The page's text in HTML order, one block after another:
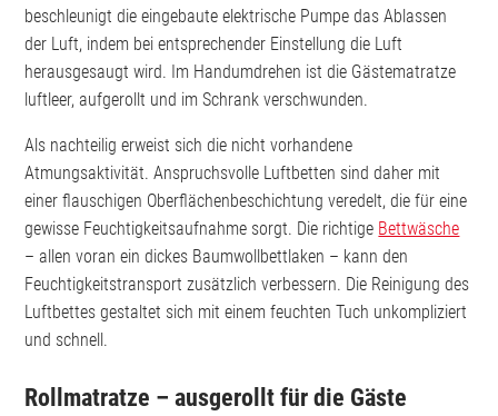
beschleunigt die eingebaute elektrische Pumpe das Ablassen
der Luft, indem bei entsprechender Einstellung die Luft
herausgesaugt wird. Im Handumdrehen ist die Gästematratze
luftleer, aufgerollt und im Schrank verschwunden.
Als nachteilig erweist sich die nicht vorhandene
Atmungsaktivität. Anspruchsvolle Luftbetten sind daher mit
einer flauschigen Oberflächenbeschichtung veredelt, die für eine
gewisse Feuchtigkeitsaufnahme sorgt. Die richtige Bettwäsche
– allen voran ein dickes Baumwollbettlaken – kann den
Feuchtigkeitstransport zusätzlich verbessern. Die Reinigung des
Luftbettes gestaltet sich mit einem feuchten Tuch unkompliziert
und schnell.
Rollmatratze – ausgerollt für die Gäste